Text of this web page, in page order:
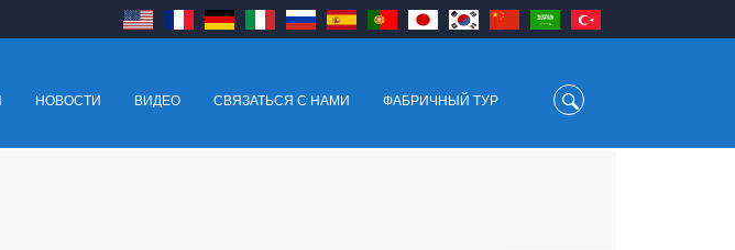
НОВОСТИ ВИДЕО СВЯЗАТЬСЯ С НАМИ ФАБРИЧНЫЙ ТУР